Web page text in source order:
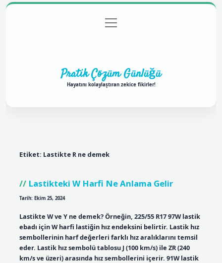
Gizlilik Politikası
menüyü
aç
Pratik Çözüm Günlüğü
Hayatını kolaylaştıran zekice fikirler!
Etiket: Lastikte R ne demek
Lastikteki W Harfi Ne Anlama Gelir
Tarih: Ekim 25, 2024
Lastikte W ve Y ne demek? Örneğin, 225/55 R17 97W lastik
ebadı için W harfi lastiğin hız endeksini belirtir. Lastik hız
sembollerinin harf değerleri farklı hız aralıklarını temsil
eder. Lastik hız sembolü tablosu J (100 km/s) ile ZR (240
km/s ve üzeri) arasında hız sembollerini içerir. 91W lastik